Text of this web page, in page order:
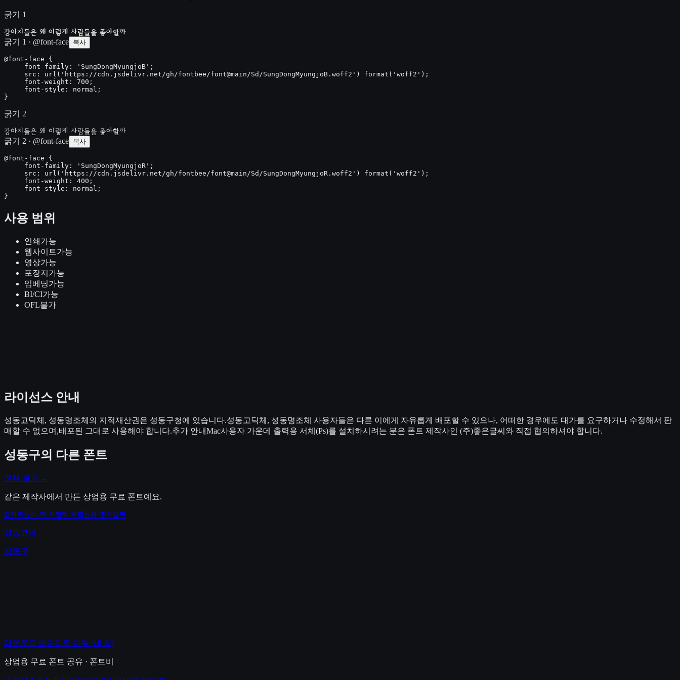
굵기 1
강아지들은 왜 이렇게 사람들을 좋아할까
굵기 1 · @font-face 복사
@font-face {
     font-family: 'SungDongMyungjoB';
     src: url('https://cdn.jsdelivr.net/gh/fontbee/font@main/Sd/SungDongMyungjoB.woff2') format('woff2');
     font-weight: 700;
     font-style: normal;
}
굵기 2
강아지들은 왜 이렇게 사람들을 좋아할까
굵기 2 · @font-face 복사
@font-face {
     font-family: 'SungDongMyungjoR';
     src: url('https://cdn.jsdelivr.net/gh/fontbee/font@main/Sd/SungDongMyungjoR.woff2') format('woff2');
     font-weight: 400;
     font-style: normal;
}
사용 범위
인쇄 가능
웹사이트가능
영상가능
포장지 가능
임베딩가능
BI/CI가능
OFL불가
라이선스 안내
성동고딕체, 성동명조체의 지적재산권은 성동구청에 있습니다.성동고딕체, 성동명조체 사용자들은 다른 이에게 자유롭게 배포할 수 있으나, 어떠한 경우에도 대가를 요구하거나 수정해서 판
매할 수 없으며,배포된 그대로 사용해야 합니다.추가 안내Mac사용자 가운데 출력용 서체(Ps)를 설치하시려는 분은 폰트 제작사인 (주)좋은글씨와 직접 협의하셔야 합니다.
성동구의 다른 폰트
전체 보기 →
같은 제작사에서 만든 상업용 무료 폰트예요.
강아지들은 왜 이렇게 사람들을 좋아할까
성동고딕
성동구
다운로드 페이지로 이동 (새 창)
상업용 무료 폰트 공유 · 폰트비